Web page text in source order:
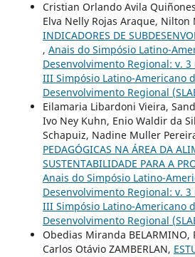
Cristian Orlando Avila
Elva Nelly Rojas Araque,
INDICADORES DE
, Anais do Simpósio Latino-
Desenvolvimento Regional: v.
III Simpósio Latino-Americano
Desenvolvimento Regional
Eilamaria Libardoni Vieira,
Ivo Ney Kuhn, Enio Waldir da
Schapuiz, Nadine Muller
PEDAGÓGICAS NA ÁREA DA
SUSTENTABILIDADE PARA A
Anais do Simpósio Latino-
Desenvolvimento Regional: v.
III Simpósio Latino-Americano
Desenvolvimento Regional
Obedias Miranda BELARMINO,
Carlos Otávio ZAMBERLAN,